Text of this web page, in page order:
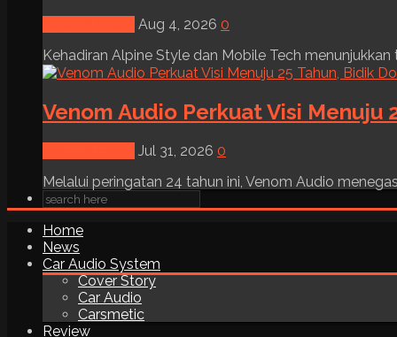
Aug 4, 2026 0
Kehadiran Alpine Style dan Mobile Tech menunjukkan
Venom Audio Perkuat Visi
Jul 31, 2026 0
Melalui peringatan 24 tahun ini, Venom Audio
Home
News
Car Audio System
Cover Story
Car Audio
Carsmetic
Review